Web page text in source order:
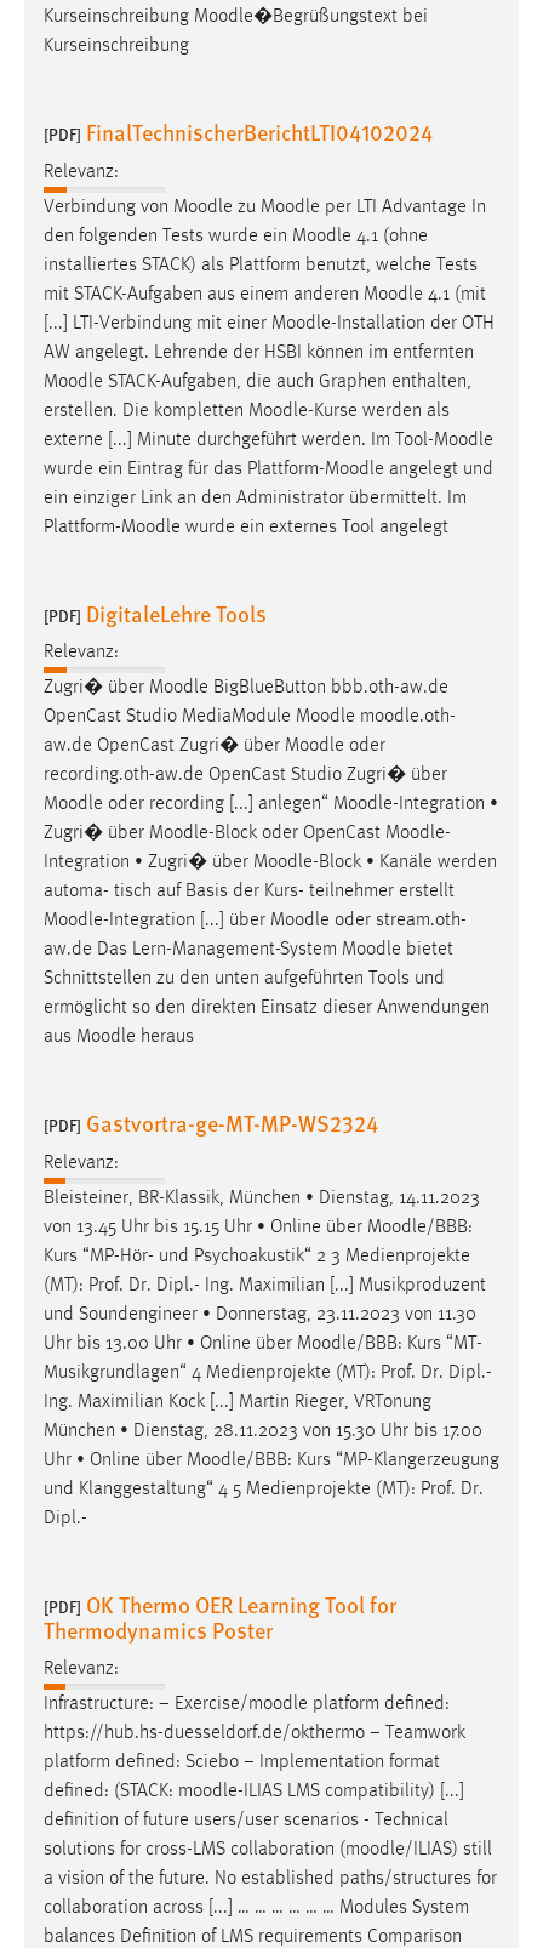
Kurseinschreibung Moodle�Begrüßungstext bei
Kurseinschreibung
[PDF] FinalTechnischerBerichtLTI04102024
Relevanz:
Verbindung von Moodle zu Moodle per LTI Advantage In
den folgenden Tests wurde ein Moodle 4.1 (ohne
installiertes STACK) als Plattform benutzt, welche Tests
mit STACK-Aufgaben aus einem anderen Moodle 4.1 (mit
[...] LTI-Verbindung mit einer Moodle-Installation der OTH
AW angelegt. Lehrende der HSBI können im entfernten
Moodle STACK-Aufgaben, die auch Graphen enthalten,
erstellen. Die kompletten Moodle-Kurse werden als
externe [...] Minute durchgeführt werden. Im Tool-Moodle
wurde ein Eintrag für das Plattform-Moodle angelegt und
ein einziger Link an den Administrator übermittelt. Im
Plattform-Moodle wurde ein externes Tool angelegt
[PDF] DigitaleLehre Tools
Relevanz:
Zugri� über Moodle BigBlueButton bbb.oth-aw.de
OpenCast Studio MediaModule Moodle moodle.oth-
aw.de OpenCast Zugri� über Moodle oder
recording.oth-aw.de OpenCast Studio Zugri� über
Moodle oder recording [...] anlegen“ Moodle-Integration •
Zugri� über Moodle-Block oder OpenCast Moodle-
Integration • Zugri� über Moodle-Block • Kanäle werden
automa- tisch auf Basis der Kurs- teilnehmer erstellt
Moodle-Integration [...] über Moodle oder stream.oth-
aw.de Das Lern-Management-System Moodle bietet
Schnittstellen zu den unten aufgeführten Tools und
ermöglicht so den direkten Einsatz dieser Anwendungen
aus Moodle heraus
[PDF] Gastvortra-ge-MT-MP-WS2324
Relevanz:
Bleisteiner, BR-Klassik, München • Dienstag, 14.11.2023
von 13.45 Uhr bis 15.15 Uhr • Online über Moodle/BBB:
Kurs “MP-Hör- und Psychoakustik“ 2 3 Medienprojekte
(MT): Prof. Dr. Dipl.- Ing. Maximilian [...] Musikproduzent
und Soundengineer • Donnerstag, 23.11.2023 von 11.30
Uhr bis 13.00 Uhr • Online über Moodle/BBB: Kurs “MT-
Musikgrundlagen“ 4 Medienprojekte (MT): Prof. Dr. Dipl.-
Ing. Maximilian Kock [...] Martin Rieger, VRTonung
München • Dienstag, 28.11.2023 von 15.30 Uhr bis 17.00
Uhr • Online über Moodle/BBB: Kurs “MP-Klangerzeugung
und Klanggestaltung“ 4 5 Medienprojekte (MT): Prof. Dr.
Dipl.-
[PDF] OK Thermo OER Learning Tool for
Thermodynamics Poster
Relevanz:
Infrastructure: − Exercise/moodle platform defined:
https://hub.hs-duesseldorf.de/okthermo − Teamwork
platform defined: Sciebo − Implementation format
defined: (STACK: moodle-ILIAS LMS compatibility) [...]
definition of future users/user scenarios - Technical
solutions for cross-LMS collaboration (moodle/ILIAS) still
a vision of the future. No established paths/structures for
collaboration across [...] … … … … … … Modules System
balances Definition of LMS requirements Comparison